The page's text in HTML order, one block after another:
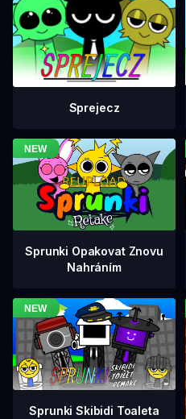
Sprejecz
Sprunki Opakovat Znovu
Nahráním
Sprunki Skibidi Toaleta